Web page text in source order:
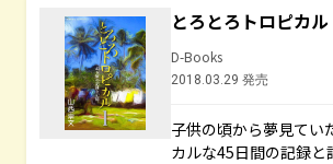
とろとろトロピカ
D-Books
2018.03.29 発売
子供の頃から夢見てい
カルな45日間の記録と